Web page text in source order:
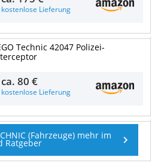
kostenlose Lieferung
Technic 42047 Polizei-
ca.80 €
kostenlose Lieferung
(Fahrzeuge) mehr im
Ratgeber